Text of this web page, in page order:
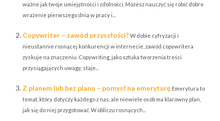
ważne jak twoje umiejętności i zdolności. Możesz nauczyć się robić dobre
wrażenie pierwszego dnia w pracy i...
Copywriter – zawód przyszłości? W dobie cyfryzacji i
nieustannie rosnącej konkurencji w internecie, zawód copywritera
zyskuje na znaczeniu. Copywriting, jako sztuka tworzenia treści
przyciągających uwagę, staje...
Z planem lub bez planu – pomysł na emeryturę Emerytura to
temat, który dotyczy każdego z nas, ale niewiele osób ma klarowny plan,
jak się do niej przygotować. W obliczu rosnących...